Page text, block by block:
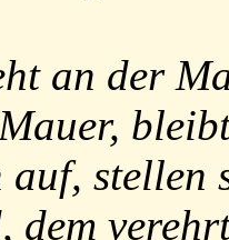
an der
auf, stellen
dem